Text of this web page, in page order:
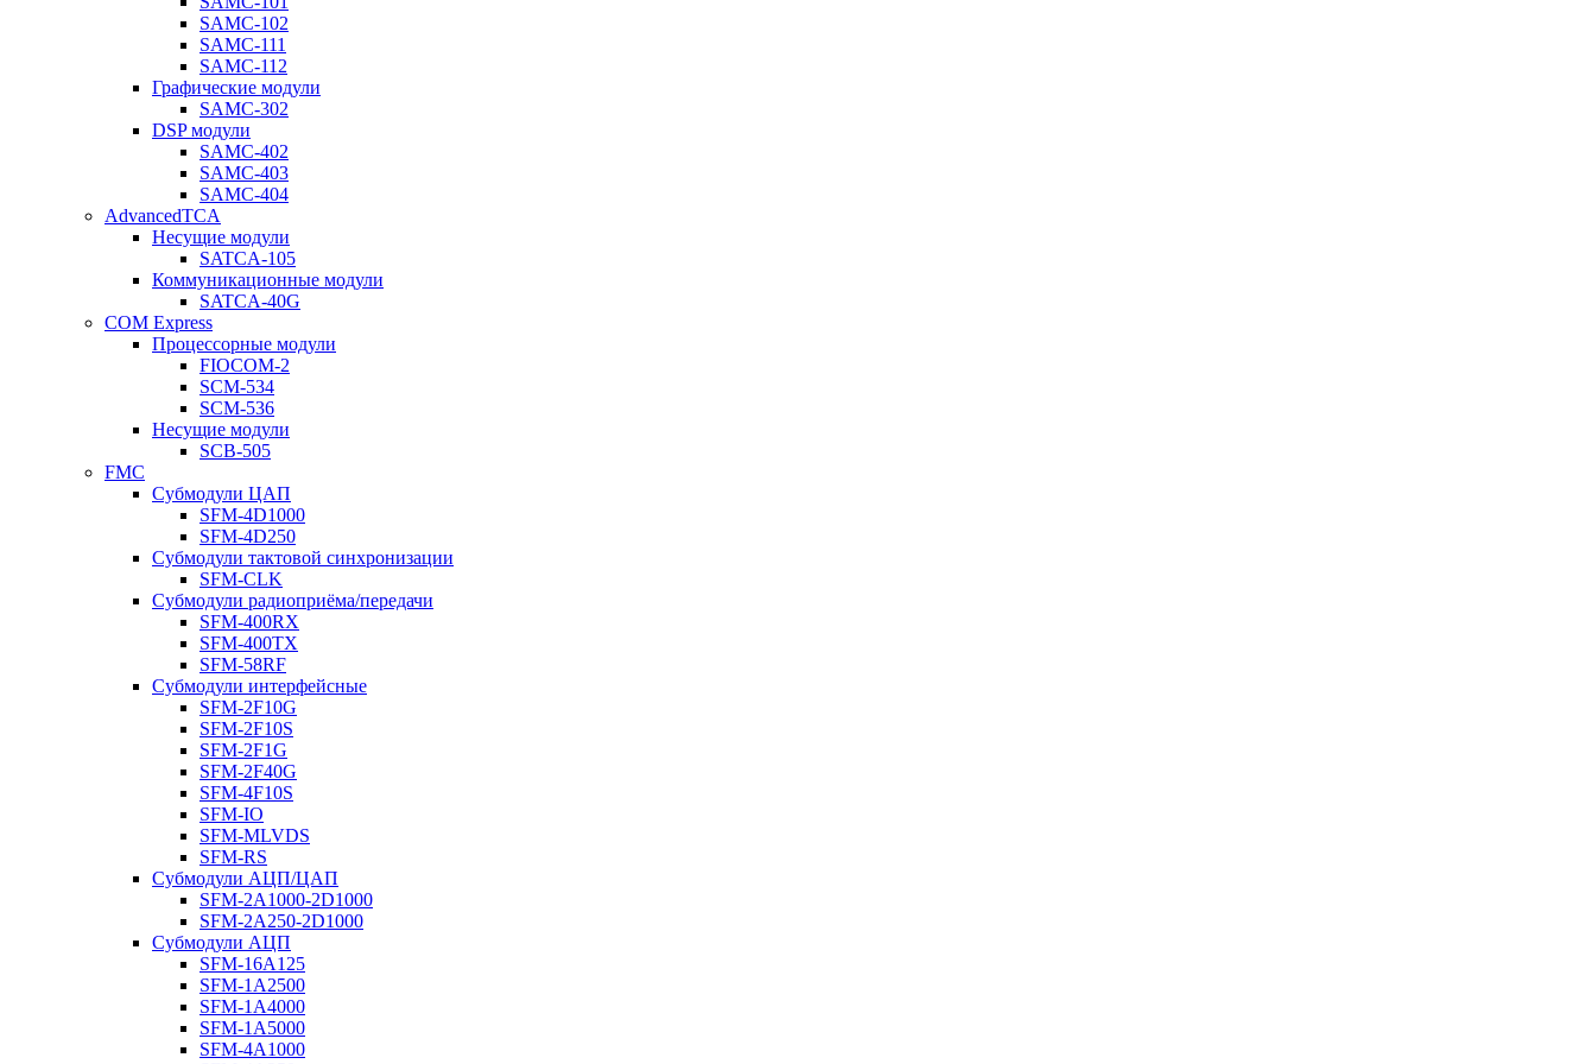
SAMC-102
SAMC-111
SAMC-112
Графические модули
SAMC-302
DSP модули
SAMC-402
SAMC-403
SAMC-404
AdvancedTCA
Несущие модули
SATCA-105
Коммуникационные модули
SATCA-40G
COM Express
Процессорные модули
FIOCOM-2
SCM-534
SCM-536
Несущие модули
SCB-505
FMC
Субмодули ЦАП
SFM-4D1000
SFM-4D250
Субмодули тактовой синхронизации
SFM-CLK
Субмодули радиоприёма/передачи
SFM-400RX
SFM-400TX
SFM-58RF
Субмодули интерфейсные
SFM-2F10G
SFM-2F10S
SFM-2F1G
SFM-2F40G
SFM-4F10S
SFM-IO
SFM-MLVDS
SFM-RS
Субмодули АЦП/ЦАП
SFM-2A1000-2D1000
SFM-2A250-2D1000
Субмодули АЦП
SFM-16A125
SFM-1A2500
SFM-1A4000
SFM-1A5000
SFM-4A1000